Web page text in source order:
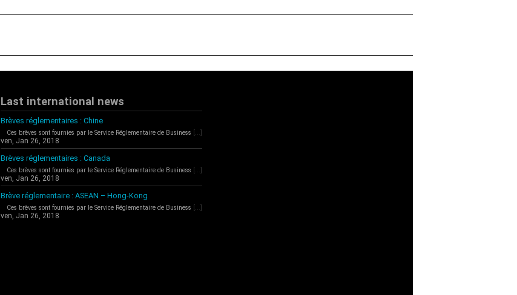
Last international news
Brèves réglementaires : Chine
Ces brèves sont fournies par le Service Réglementaire de Business [...]
ven, Jan 26, 2018
Brèves réglementaires : Canada
Ces brèves sont fournies par le Service Réglementaire de Business [...]
ven, Jan 26, 2018
Brève réglementaire : ASEAN – Hong-Kong
Ces brèves sont fournies par le Service Réglementaire de Business [...]
ven, Jan 26, 2018